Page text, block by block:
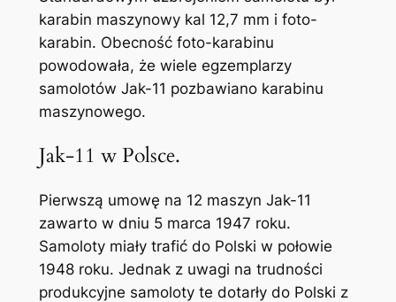
karabin maszynowy kal 12,7 mm i foto-
karabin. Obecność foto-karabinu
powodowała, że wiele egzemplarzy
samolotów Jak-11 pozbawiano karabinu
maszynowego.
Jak-11 w Polsce.
Pierwszą umowę na 12 maszyn Jak-11
zawarto w dniu 5 marca 1947 roku.
Samoloty miały trafić do Polski w połowie
1948 roku. Jednak z uwagi na trudności
produkcyjne samoloty te dotarły do Polski z